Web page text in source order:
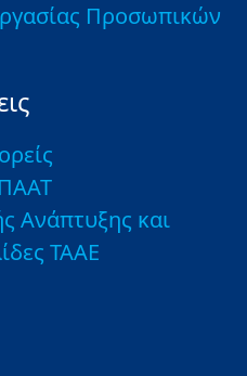
Προσωπικών
Ανάπτυξης και
ΤΑΑΕ